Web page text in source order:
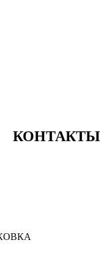
КОНТАКТЫ